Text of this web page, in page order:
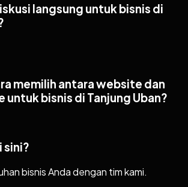
langsung untuk bisnis di
memilih antara website dan
untuk bisnis di Tanjung Uban?
sini?
bisnis Anda dengan tim kami.